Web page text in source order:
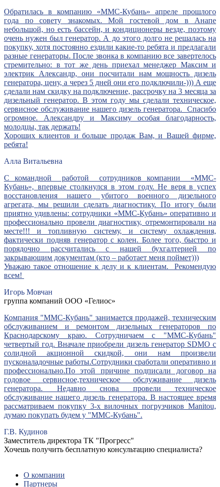
Обратилась в компанию «ММС-Кубань» апреле прошлого
года по совету знакомых. Мой гостевой дом в Анапе
небольшой, но есть бассейн, и кондиционеры везде, поэтому
очень нужен был генератор. А до этого долго не решалась на
покупку, хотя постоянно ездили какие-то ребята и предлагали
разные генераторы. После звонка в компанию все завертелось
стремительно: в тот же день приехал менеджер Максим и
электрик Александр, они посчитали нам мощность дизель
генератора, цену, а через 5 дней они его подключили-))) А еще
сделали нам скидку на подключение, рассрочку на 3 месяца за
дизельный генератор. В этом году мы сделали техническое,
сервисное обслуживание нашего дизель генератора. Спасибо
огромное. Александру и Максиму особая благодарность,
молодцы, так держать!
Хороших клиентов и больше продаж Вам, и Вашей фирме,
ребята!
Алла Витальевна
С командной работой сотрудников компании «ММС-
Кубань», впервые столкнулся в этом году. Не веря в успех
восстановления нашего убитого военного дизельного
агрегата, мы решили сделать диагностику. По итогу были
приятно удивлены: сотрудники «ММС-Кубань» оперативно и
профессионально провели диагностику, отремонтировали на
месте!!! и топливную систему, и систему охлаждения,
фактически подняв генератор с колен. Более того, быстро и
порядочно рассчитались с нашей бухгалтерией по
закрывающим документам (кто – работает меня поймет)))
Уважаю такое отношение к делу и к клиентам. Рекомендую
всем!
Игорь Мовчан
группа компаний ООО «Гелиос»
Компания "ММС-Кубань" занимается продажей, техническим
обслуживанием и ремонтом дизельных генераторов по
Краснодарскому краю. Сотрудничаем с "ММС-Кубань"
четвертый год. Вначале приобрели дизель генератор SDMO с
солидной акционной скидкой, они нам произвели
пусконаладочные работы.Сотрудники сработали оперативно и
профессионально.По этой причине подписали договор на
годовое сервисное,техническое обслуживание дизель
генератора. Недавно снова провели техническое
обслуживание нашего дизель генератора. В настоящее время
рассматриваем покупку 3-х вилочных погрузчиков Manitou,
думаю покупать будем у "ММС-Кубань".
Г.В. Кудинов
Заместитель директора ТК "Прогресс"
Хочешь получить бесплатную консультацию специалиста?
О компании
Партнеры